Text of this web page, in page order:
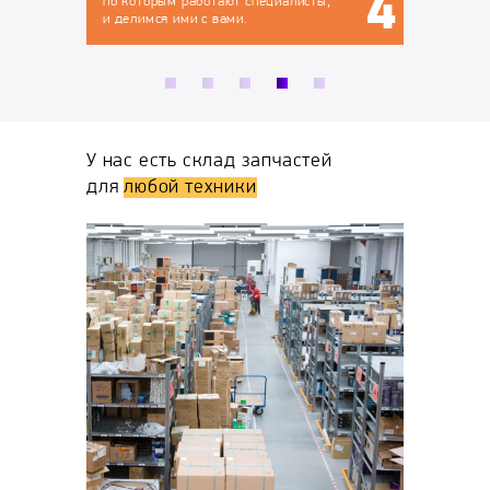
У нас есть склад запчастей
длялюбой техники